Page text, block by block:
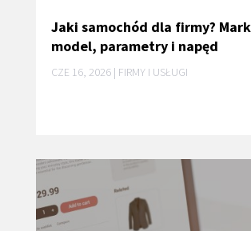
Jaki samochód dla firmy?
model, parametry i napęd
CZE 16, 2026| FIRMY I USŁUGI